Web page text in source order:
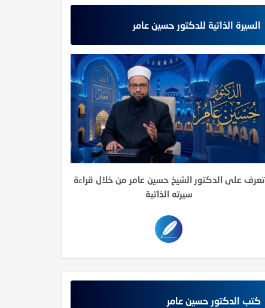
السيرة الذاتية للدكتور حسين عامر
تعرف على الدكتور الشيخ حسين عامر من خلال قراءة
سيرته الذاتية
كتب الدكتور حسين عامر